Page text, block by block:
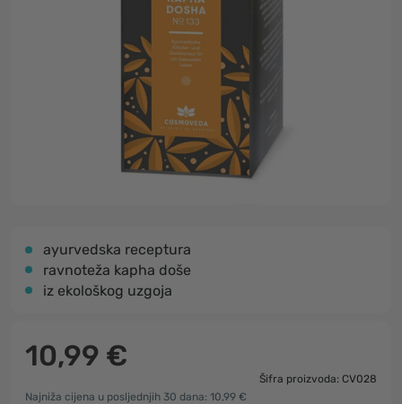
ayurvedska receptura
ravnoteža kapha doše
iz ekološkog uzgoja
10,99 €
Šifra proizvoda: CV028
Najniža cijena u posljednjih 30 dana: 10,99 €